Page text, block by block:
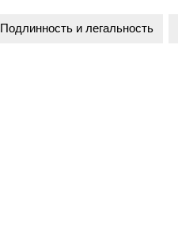
Подлинность и легальность